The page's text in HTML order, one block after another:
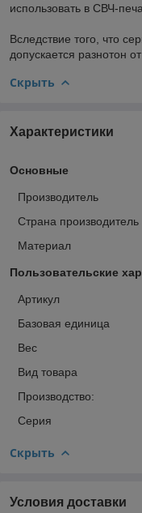
использовать в СВЧ-
Вследствие того, что
допускается разнотон
Скрыть
Характеристики
Основные
Производитель
Страна производитель
Материал
Пользовательские
Артикул
Базовая единица
Вес
Вид товара
Производство:
Серия
Скрыть
Условия доставки